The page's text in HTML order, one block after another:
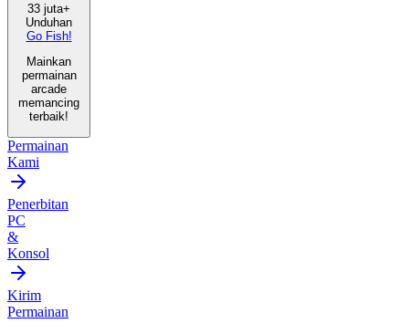
33 juta+
Unduhan
Go Fish!
Mainkan
permainan
arcade
memancing
terbaik!
Permainan
Kami
Penerbitan
PC
&
Konsol
Kirim
Permainan